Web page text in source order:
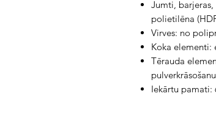
Jumti,
polietilēna
Virves: no
Koka elementi:
Tērauda
Iekārtu pamati: